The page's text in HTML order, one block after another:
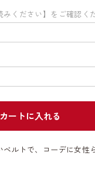
みください】をご確認く
カートに入れる
ベルトで、コーデに女性